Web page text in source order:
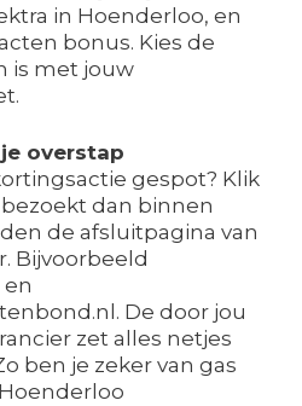
in Hoenderloo, en
bonus. Kies de
is met jouw
overstap
gespot? Klik
bezoekt dan binnen
de afsluitpagina van
Bijvoorbeeld
De door jou
zet alles netjes
ben je zeker van gas